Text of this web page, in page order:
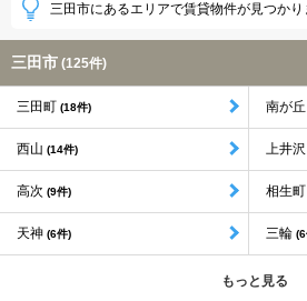
三田市にあるエリアで賃貸物件が見つかり
三田市 (125件)
三田町 (18件) 南が丘
西山 (14件) 上井沢
高次 (9件) 相生町
天神 (6件) 三輪
もっと見る